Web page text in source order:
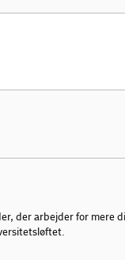
der arbejder for mere